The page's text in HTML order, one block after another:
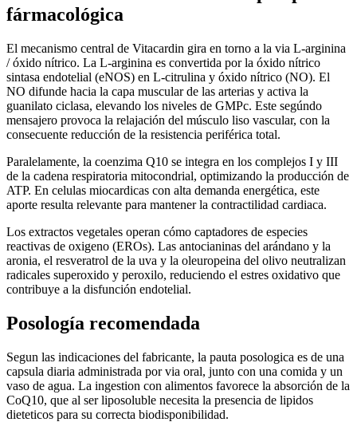
fármacológica
El mecanismo central de Vitacardin gira en torno a la via L-arginina
/ óxido nítrico. La L-arginina es convertida por la óxido nítrico
sintasa endotelial (eNOS) en L-citrulina y óxido nítrico (NO). El
NO difunde hacia la capa muscular de las arterias y activa la
guanilato ciclasa, elevando los niveles de GMPc. Este segúndo
mensajero provoca la relajación del músculo liso vascular, con la
consecuente reducción de la resistencia periférica total.
Paralelamente, la coenzima Q10 se integra en los complejos I y III
de la cadena respiratoria mitocondrial, optimizando la producción de
ATP. En celulas miocardicas con alta demanda energética, este
aporte resulta relevante para mantener la contractilidad cardiaca.
Los extractos vegetales operan cómo captadores de especies
reactivas de oxigeno (EROs). Las antocianinas del arándano y la
aronia, el resveratrol de la uva y la oleuropeina del olivo neutralizan
radicales superoxido y peroxilo, reduciendo el estres oxidativo que
contribuye a la disfunción endotelial.
Posología recomendada
Segun las indicaciones del fabricante, la pauta posologica es de una
capsula diaria administrada por via oral, junto con una comida y un
vaso de agua. La ingestion con alimentos favorece la absorción de la
CoQ10, que al ser liposoluble necesita la presencia de lipidos
dieteticos para su correcta biodisponibilidad.